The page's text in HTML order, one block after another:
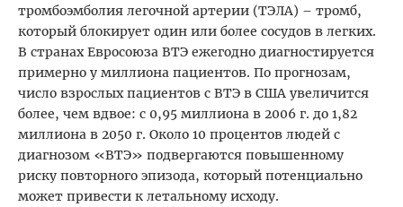
тромбоэмболия легочной артерии (ТЭЛА) – тромб,
который блокирует один или более сосудов в легких.
В странах Евросоюза ВТЭ ежегодно диагностируется
примерно у миллиона пациентов. По прогнозам,
число взрослых пациентов с ВТЭ в США увеличится
более, чем вдвое: с 0,95 миллиона в 2006 г. до 1,82
миллиона в 2050 г. Около 10 процентов людей с
диагнозом «ВТЭ» подвергаются повышенному
риску повторного эпизода, который потенциально
может привести к летальному исходу.